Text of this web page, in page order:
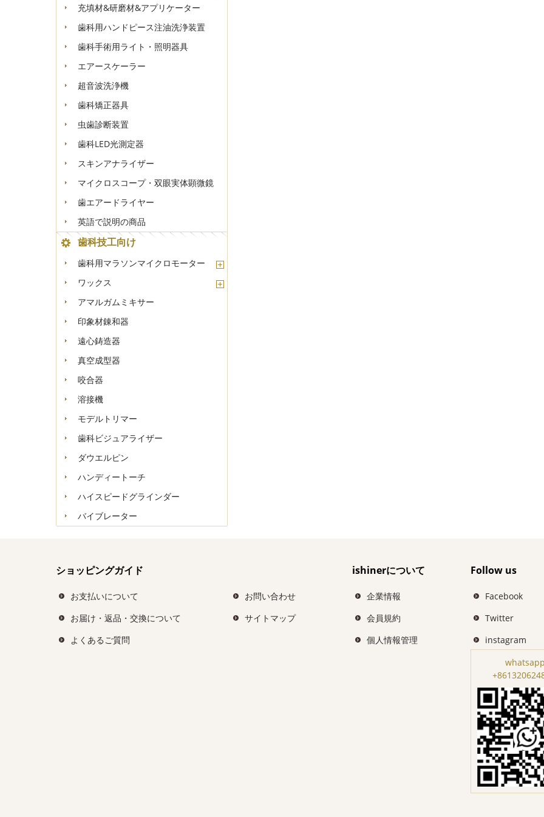
充填材&研磨材&アプリケーター
歯科用ハンドピース注油洗浄装置
歯科手術用ライト・照明器具
エアースケーラー
超音波洗浄機
歯科矯正器具
虫歯診断装置
歯科LED光測定器
スキンアナライザー
マイクロスコープ・双眼実体顕微鏡
歯エアードライヤー
英語で説明の商品
歯科技工向け
歯科用マラソンマイクロモーター
ワックス
アマルガムミキサー
印象材錬和器
遠心鋳造器
真空成型器
咬合器
溶接機
モデルトリマー
歯科ビジュアライザー
ダウエルピン
ハンディートーチ
ハイスピードグラインダー
バイブレーター
ショッピングガイド
お支払いについて
お届け・返品・交換について
よくあるご質問
お問い合わせ
サイトマップ
ishinerについて
企業情報
会員規約
個人情報管理
Follow us
Facebook
Twitter
instagram